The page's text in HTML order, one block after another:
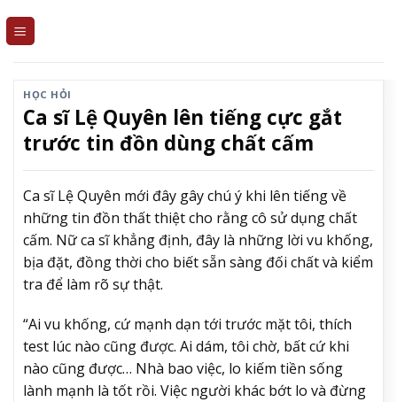
HỌC HỎI
Ca sĩ Lệ Quyên lên tiếng cực gắt
trước tin đồn dùng chất cấm
Ca sĩ Lệ Quyên mới đây gây chú ý khi lên tiếng về
những tin đồn thất thiệt cho rằng cô sử dụng chất
cấm. Nữ ca sĩ khẳng định, đây là những lời vu khống,
bịa đặt, đồng thời cho biết sẵn sàng đối chất và kiểm
tra để làm rõ sự thật.
“Ai vu khống, cứ mạnh dạn tới trước mặt tôi, thích
test lúc nào cũng được. Ai dám, tôi chờ, bất cứ khi
nào cũng được… Nhà bao việc, lo kiếm tiền sống
lành mạnh là tốt rồi. Việc người khác bớt lo và đừng